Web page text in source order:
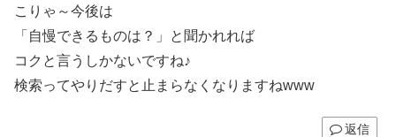
こりゃ～今後は
「自慢できるものは？」と聞かれれば
コクと言うしかないですね♪
検索ってやりだすと止まらなくなりますねwww
返信